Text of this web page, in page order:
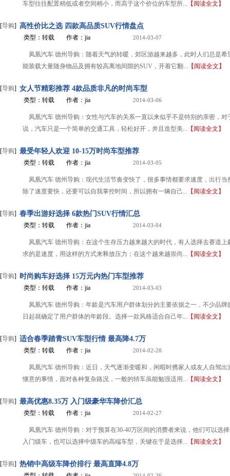
车型往往配置稍低或者空间稍小，而高于这个价位的车型所... 【阅读全文】
[导购] 高性价比之选 四款高品质SUV行情盘点
类型：转载 作者：jia 2014-03-07
凤凰汽车 德州导购：随着天气的转暖，郊区游越来越多，此时人们总是希
能装载大量随身物品及拥有较高离地间隙的SUV，开着它翻... 【阅读全文】
[导购] 女人节精彩推荐 4款品质非凡的时尚车型
类型：转载 作者：jia 2014-03-06
凤凰汽车 德州导购：女性与汽车的关系一直以来似乎不是特别的亲密，对
说，汽车只是一个简单的交通工具，轻松好开，并且造型美... 【阅读全文】
[导购] 最受年轻人欢迎 10-15万时尚车型推荐
类型：转载 作者：jia 2014-03-05
凤凰汽车 德州导购：现代生活节奏变快了，很多事情都要求速度，出行当
除了速度要快，还要可以自我掌控时间，所以拥有一辆自己... 【阅读全文】
[导购] 春季出游好选择 6款热门SUV行情汇总
类型：转载 作者：jia 2014-03-04
凤凰汽车 德州导购：在这个生存压力越来越大的时代，有人选择去赛道上
求的是速度，用这样的方式来释放压力；在这个越来越崇尚... 【阅读全文】
[导购] 时尚购车好选择 15万元内热门车型推荐
类型：转载 作者：jia 2014-03-03
凤凰汽车 德州导购：年龄是汽车用户群体划分的主要依据之一，不少品牌
日起就确定了用户群体的年龄段。选择一款风格适合自己年... 【阅读全文】
[导购] 适合春季踏青SUV车型行情 最高降4.7万
类型：转载 作者：jia 2014-02-28
凤凰汽车 德州导购：近日，天气逐渐变暖和，闲暇时携家人或友人自驾出
惬意的事情，面对各种复杂路况，一般的轿车虽能勉强适用... 【阅读全文】
[导购] 最高优惠8.35万 入门级豪华车降价汇总
类型：转载 作者：jia 2014-02-27
凤凰汽车 德州导购：对于预算在30-40万区间的消费者来说，他们可以选
入门级车，也可以选择中级车的高端车型，关键在于是选择... 【阅读全文】
[导购] 热销中高级车降价排行 最高直降4.8万